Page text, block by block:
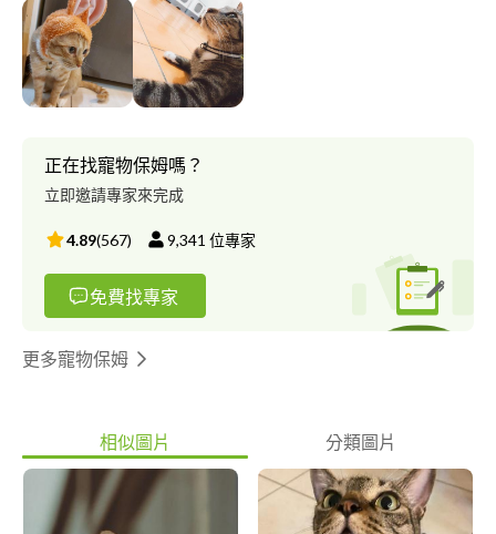
工作室，最後因為種種原因與機緣轉型成現在的『拾毛之家』。
正在找寵物保姆嗎？
立即邀請專家來完成
4.89(567) 9,341 位專家
免費找專家
更多寵物保姆
相似圖片 分類圖片